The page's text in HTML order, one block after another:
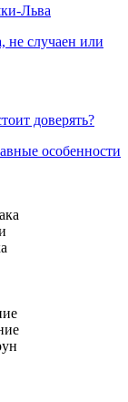
Льва
не случаен или
доверять?
особенности